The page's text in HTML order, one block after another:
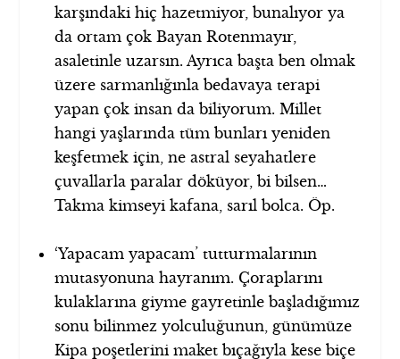
karşındaki hiç hazetmiyor, bunalıyor ya
da ortam çok Bayan Rotenmayır,
asaletinle uzarsın. Ayrıca başta ben olmak
üzere sarmanlığınla bedavaya terapi
yapan çok insan da biliyorum. Millet
hangi yaşlarında tüm bunları yeniden
keşfetmek için, ne astral seyahatlere
çuvallarla paralar döküyor, bi bilsen…
Takma kimseyi kafana, sarıl bolca. Öp.
‘Yapacam yapacam’ tutturmalarının
mutasyonuna hayranım. Çoraplarını
kulaklarına giyme gayretinle başladığımız
sonu bilinmez yolculuğunun, günümüze
Kipa poşetlerini maket bıçağıyla kese biçe